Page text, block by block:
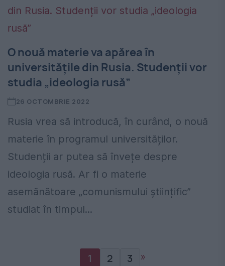
O nouă materie va apărea în
universitățile din Rusia. Studenții vor
studia „ideologia rusă”
26 OCTOMBRIE 2022
Rusia vrea să introducă, în curând, o nouă
materie în programul universităților.
Studenții ar putea să învețe despre
ideologia rusă. Ar fi o materie
asemănătoare „comunismului științific”
studiat în timpul...
1 2 3 »